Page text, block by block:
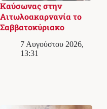
Καύσωνας στην
Αιτωλοακαρνανία το
Σαββατοκύριακο
7 Αυγούστου 2026,
13:31